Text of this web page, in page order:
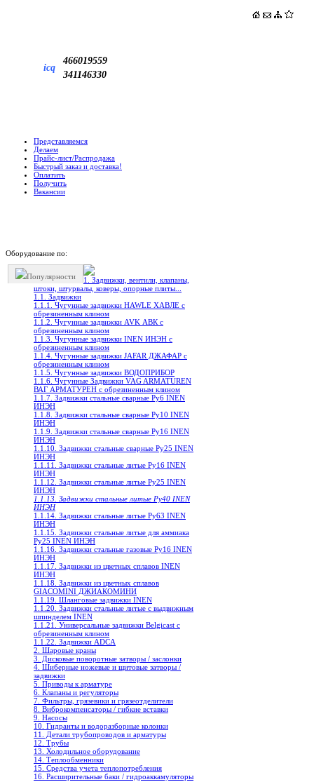
icq
466019559
341146330
Представляемся
Делаем
Прайс-лист/Распродажа
Быстрый заказ и доставка!
Оплатить
Получить
Вакансии
Оборудование по:
Популярности
1. Задвижки, вентили, клапаны,
штоки, штурвалы, коверы, опорные плиты...
1.1. Задвижки
1.1.1. Чугунные задвижки HAWLE ХАВЛЕ с
обрезиненным клином
1.1.2. Чугунные задвижки AVK АВК с
обрезиненным клином
1.1.3. Чугунные задвижки INEN ИНЭН c
обрезиненным клином
1.1.4. Чугунные задвижки JAFAR ДЖАФАР с
обрезиненным клином
1.1.5. Чугунные задвижки ВОДОПРИБОР
1.1.6. Чугунные Задвижки VAG ARMATUREN
ВАГ АРМАТУРЕН с обрезиненным клином
1.1.7. Задвижки стальные сварные Ру6 INEN
ИНЭН
1.1.8. Задвижки стальные сварные Ру10 INEN
ИНЭН
1.1.9. Задвижки стальные сварные Ру16 INEN
ИНЭН
1.1.10. Задвижки стальные сварные Ру25 INEN
ИНЭН
1.1.11. Задвижки стальные литые Ру16 INEN
ИНЭН
1.1.12. Задвижки стальные литые Ру25 INEN
ИНЭН
1.1.13. Задвижки стальные литые Ру40 INEN
ИНЭН
1.1.14. Задвижки стальные литые Ру63 INEN
ИНЭН
1.1.15. Задвижки стальные литые для аммиака
Ру25 INEN ИНЭН
1.1.16. Задвижки стальные газовые Ру16 INEN
ИНЭН
1.1.17. Задвижки из цветных сплавов INEN
ИНЭН
1.1.18. Задвижки из цветных сплавов
GIACOMINI ДЖИАКОМИНИ
1.1.19. Шланговые задвижки INEN
1.1.20. Задвижки стальные литые с выдвижным
шпинделем INEN
1.1.21. Универсальные задвижки Belgicast с
обрезиненным клином
1.1.22. Задвижки ADCA
2. Шаровые краны
3. Дисковые поворотные затворы / заслонки
4. Шиберные ножевые и щитовые затворы /
задвижки
5. Приводы к арматуре
6. Клапаны и регуляторы
7. Фильтры, грязевики и грязеотделители
8. Виброкомпенсаторы / гибкие вставки
9. Насосы
10. Гидранты и водоразборные колонки
11. Детали трубопроводов и арматуры
12. Трубы
13. Холодильное oборудование
14. Теплообменники
15. Средства учета теплопотребления
16. Расширительные баки / гидроаккамуляторы